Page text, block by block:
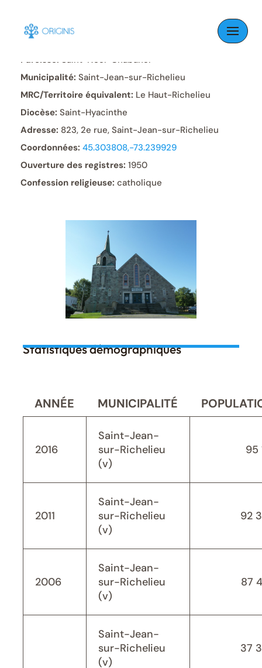
Skip
content
Paroisse: Saint-Noël-Chabanel
Municipalité: Saint-Jean-sur-Richelieu
MRC/Territoire équivalent: Le Haut-Richelieu
Diocèse: Saint-Hyacinthe
Adresse: 823, 2e rue, Saint-Jean-sur-Richelieu
Coordonnées: 45.303808,-73.239929
Ouverture des registres: 1950
Confession religieuse: catholique
Statistiques démographiques
ANNÉE MUNICIPALITÉ
2016
Saint-Jean-
sur-Richelieu
(v)
95
2011
Saint-Jean-
sur-Richelieu
(v)
92
2006
Saint-Jean-
sur-Richelieu
(v)
87
Saint-Jean-
sur-Richelieu
(v)
37